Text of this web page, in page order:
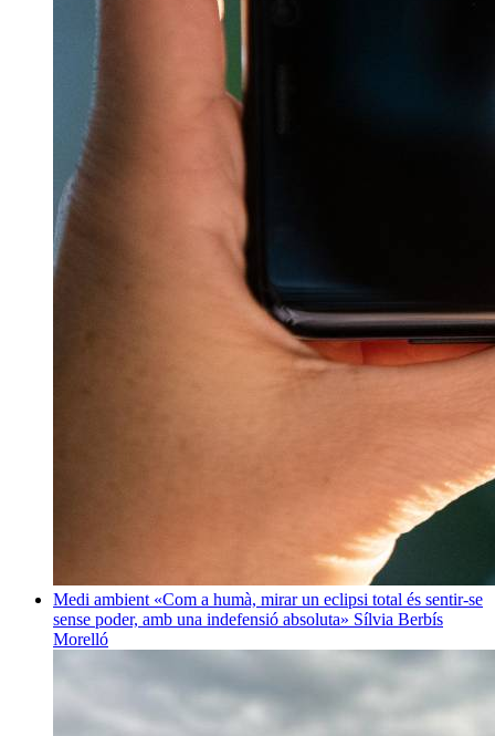
Medi ambient «Com a humà, mirar un eclipsi total és sentir-se
sense poder, amb una indefensió absoluta» Sílvia Berbís
Morelló